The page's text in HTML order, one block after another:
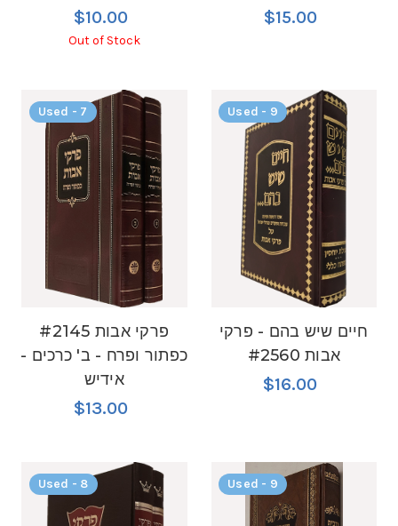
$10.00
Out of Stock
$15.00
Used - 7
#2145 פרקי אבות
כפתור ופרח - ב' כרכים -
אידיש
$13.00
Used - 9
חיים שיש בהם - פרקי
אבות #2560
$16.00
Used - 8 Used - 9